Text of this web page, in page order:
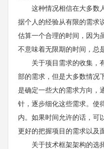
这种情况相信在大多数人
据个人的经验从有限的需求
估算一个合理的时间，因为
不意味着无限期的时间，总
关于项目需求的收集，有
部的需求，但是大多数情况
是确定一些大的需求方向，
针，逐步细化这些需求。使
内。如果时间允许的话，可
更好的把握项目的需求以及
关于技术框架架构的选